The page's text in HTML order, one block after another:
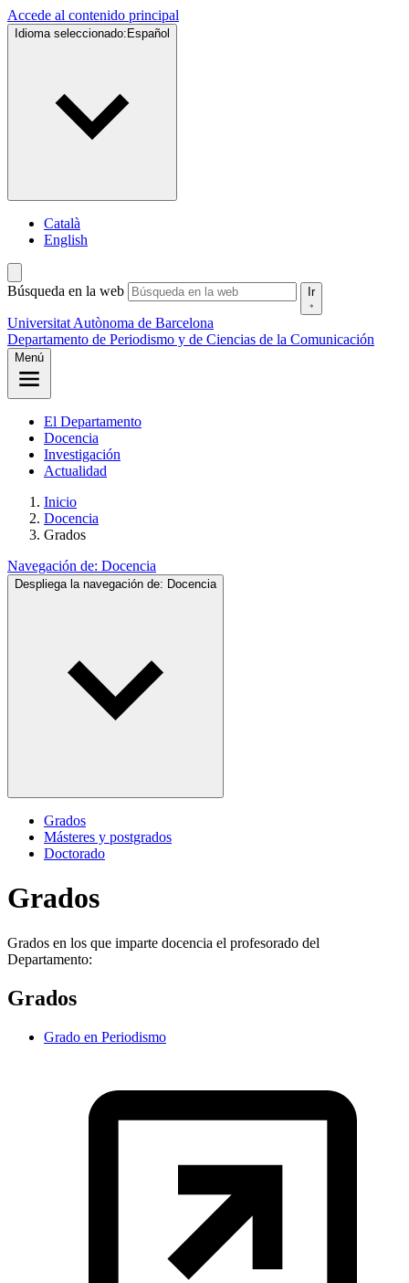
Accede al contenido principal
Idioma seleccionado: Español
Català
English
Búsqueda en la web Ir
Universitat Autònoma de Barcelona
Departamento de Periodismo y de Ciencias de la Comunicación
Menú
El Departamento
Docencia
Investigación
Actualidad
Inicio
Docencia
Grados
Navegación de: Docencia
Despliega la navegación de: Docencia
Grados
Másteres y postgrados
Doctorado
Grados
Grados en los que imparte docencia el profesorado del
Departamento:
Grados
Grado en Periodismo